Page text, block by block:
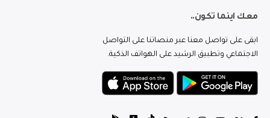
معك اينما تكون..
ابقى على تواصل معنا عبر منصاتنا على التواصل
الاجتماعي وتطبيق الرشيد على الهواتف الذكية.